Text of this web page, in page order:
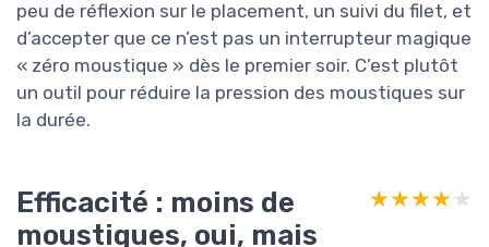
peu de réflexion sur le placement, un suivi du filet, et
d’accepter que ce n’est pas un interrupteur magique
« zéro moustique » dès le premier soir. C’est plutôt
un outil pour réduire la pression des moustiques sur
la durée.
Efficacité : moins de
moustiques, oui, mais
★★★★★
★★★★★